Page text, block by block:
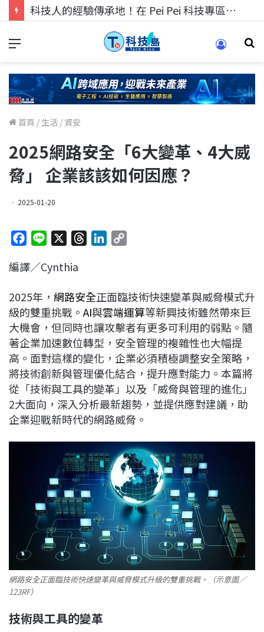
科技人的經驗傳承地！在 Pei Pei 科技專區，與學弟妹交流最硬核的技術
首頁 / 生活 / 資安
2025網路安全「6大變革、4大威
脅」 企業該該如何因應？
2025-01-20
c
b
o
o
k
n
a
d
s
e
d
I
n
L
i
n
k
編譯／Cynthia
2025年， 網路安全正面臨技術快速變革與威脅模式升
級的雙重挑戰。 AI與雲端運算等新興技術雖然帶來巨
大機會，但同時也讓攻擊者有更多可利用的弱點。隨
著企業加速數位轉型，安全管理的複雜性也大幅提
高。面對這樣的變化，企業必須積極調整安全策略，
將技術創新與管理優化結合，提升應對能力。本篇將
從「技術與工具的變革」以及「威脅與管理的進化」
2大面向，深入分析最新趨勢，並提供應對建議，助
企業迎戰新時代的網路威脅。
網路安全正面臨技術快速變革與威脅模式升級的雙重挑戰。（示意圖／
123RF）
技術與工具的變革